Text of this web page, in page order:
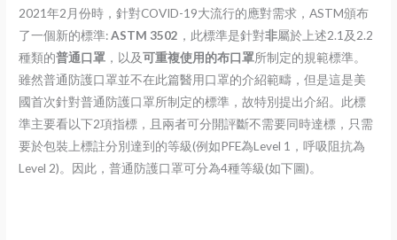
2021年2月份時，針對COVID-19大流行的應對需求，ASTM頒布
了一個新的標準:ASTM 3502 ，此標準是針對非屬於上述2.1及2.2
種類的普通口罩 ，以及可重複使用的布口罩所制定的規範標準。
雖然普通防護口罩並不在此篇醫用口罩的介紹範疇，但是這是美
國首次針對普通防護口罩所制定的標準，故特別提出介紹。此標
準主要看以下2項指標，且兩者可分開評斷不需要同時達標，只需
要於包裝上標註分別達到的等級(例如PFE為Level 1，呼吸阻抗為
Level 2)。因此，普通防護口罩可分為4種等級(如下圖)。